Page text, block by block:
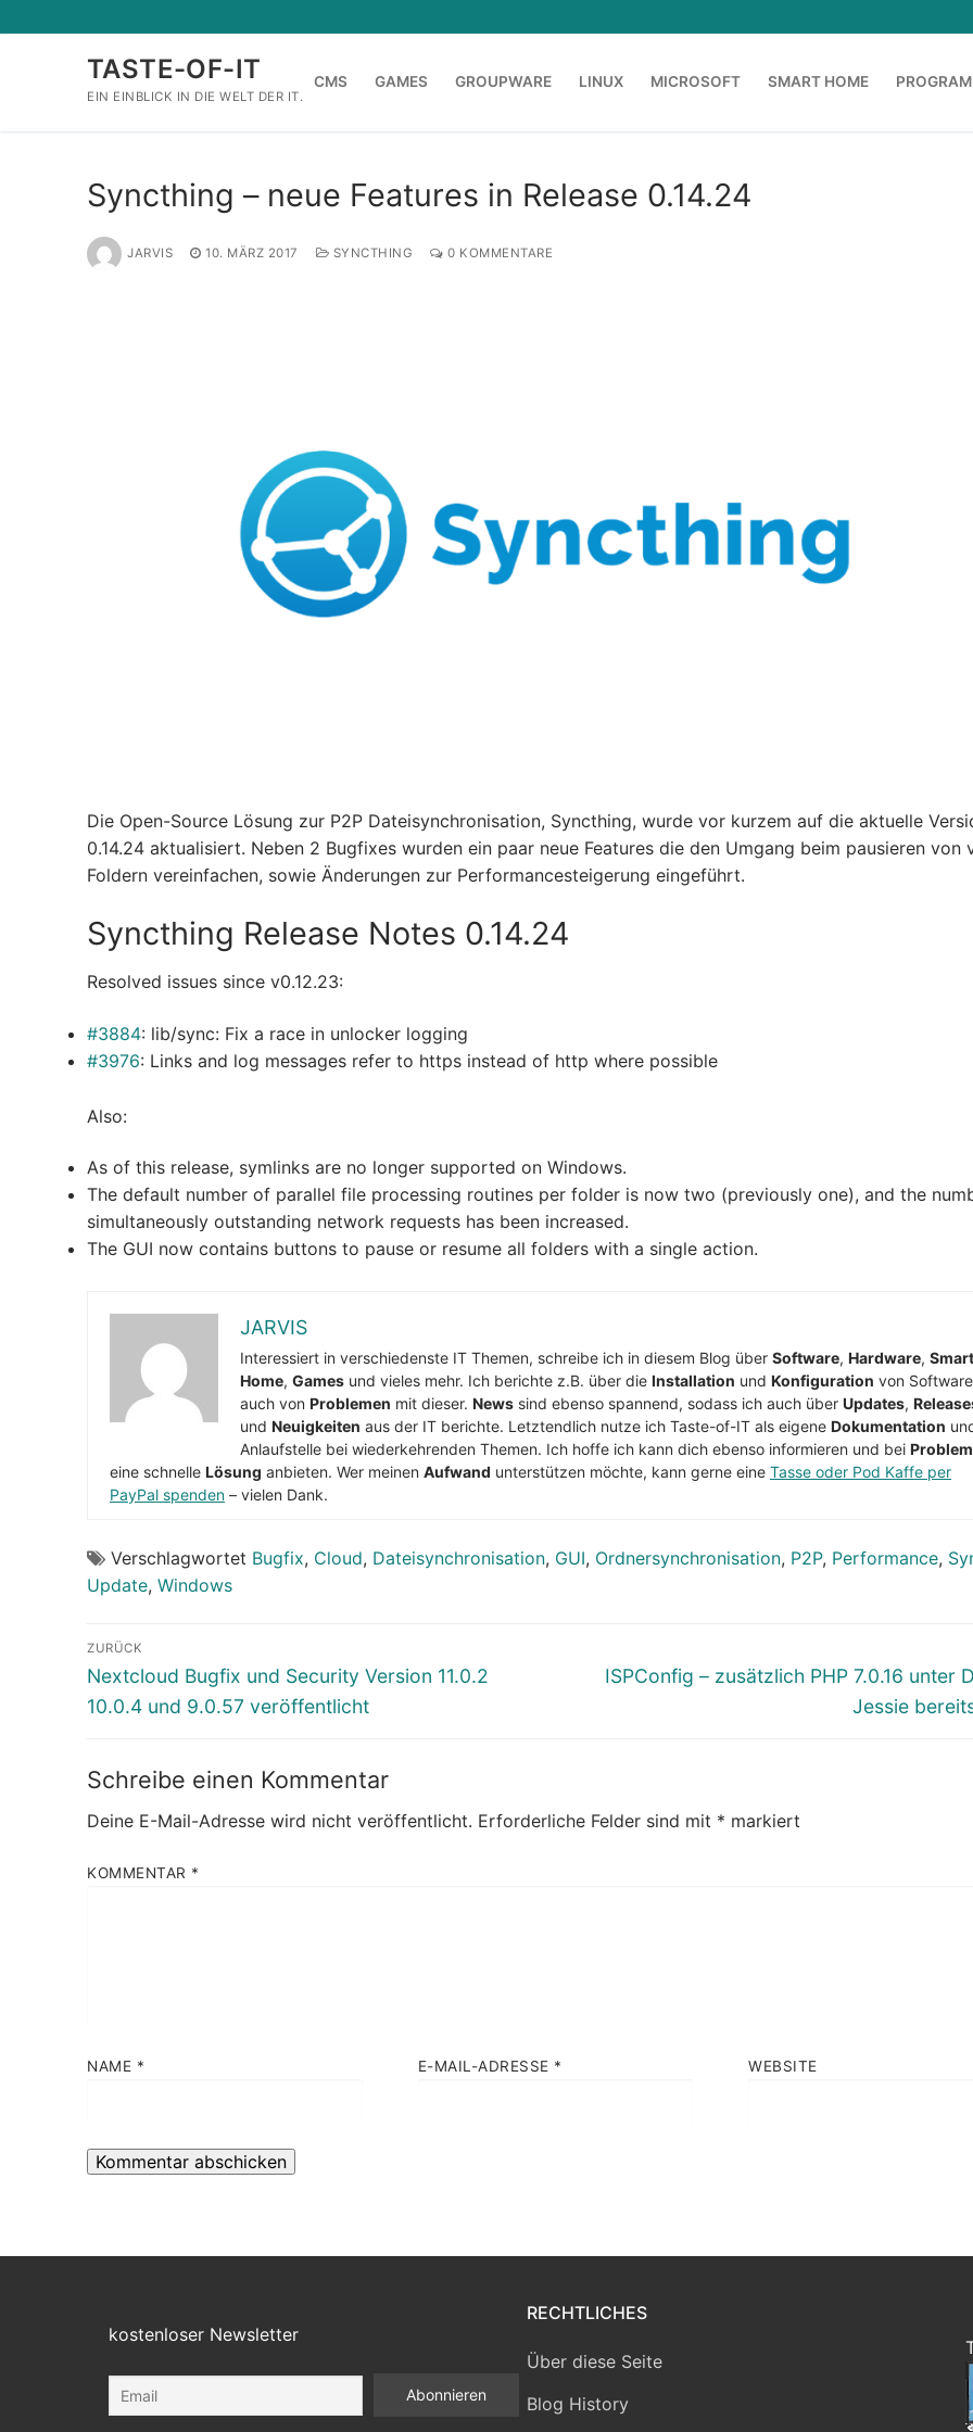
Inhalt
TASTE-OF-IT
EIN EINBLICK IN DIE WELT DER IT.
CMS GAMES GROUPWARE LINUX MICROSOFT SMART HOME
Syncthing – neue Features in Release 0.14.24
JARVIS 10. MÄRZ 2017 SYNCTHING 0 KOMMENTARE
Die Open-Source Lösung zur P2P Dateisynchronisation, Syncthing, wurde vor kurzem auf die aktuelle
0.14.24 aktualisiert. Neben 2 Bugfixes wurden ein paar neue Features die den Umgang beim pausieren von
Foldern vereinfachen, sowie Änderungen zur Performancesteigerung eingeführt.
Syncthing Release Notes 0.14.24
Resolved issues since v0.12.23:
#3884: lib/sync: Fix a race in unlocker logging
#3976: Links and log messages refer to https instead of http where possible
Also:
As of this release, symlinks are no longer supported on Windows.
The default number of parallel file processing routines per folder is now two (previously one), and the
simultaneously outstanding network requests has been increased.
The GUI now contains buttons to pause or resume all folders with a single action.
JARVIS
Interessiert in verschiedenste IT Themen, schreibe ich in diesem Blog über Software, Hardware, Smart
Home, Games und vieles mehr. Ich berichte z.B. über die Installation und Konfiguration von
auch von Problemen mit dieser. News sind ebenso spannend, sodass ich auch über Updates,
und Neuigkeiten aus der IT berichte. Letztendlich nutze ich Taste-of-IT als eigene Dokumentation
Anlaufstelle bei wiederkehrenden Themen. Ich hoffe ich kann dich ebenso informieren und bei
eine schnelle Lösung anbieten. Wer meinen Aufwand unterstützen möchte, kann gerne eine Tasse oder Pod Kaffe per
PayPal spenden – vielen Dank.
Verschlagwortet Bugfix, Cloud, Dateisynchronisation, GUI, Ordnersynchronisation, P2P, Performance,
Update, Windows
Beitragsnavigation
ZURÜCK
Vorheriger
Beitrag:
Nextcloud Bugfix und Security Version 11.0.2
10.0.4 und 9.0.57 veröffentlicht
Nächster
ISPConfig – zusätzlich PHP 7.0.16 unter
Jessie
Schreibe einen Kommentar
Deine E-Mail-Adresse wird nicht veröffentlicht. Erforderliche Felder sind mit * markiert
KOMMENTAR *
NAME * E-MAIL-ADRESSE * WEBSITE
kostenloser Newsletter
RECHTLICHES
Über diese Seite
Blog History